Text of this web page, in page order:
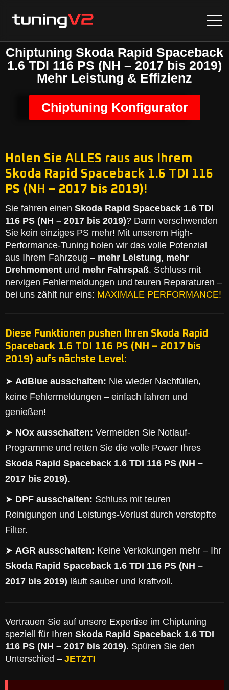
Chiptuning Skoda Rapid Spaceback
1.6 TDI 116 PS (NH – 2017 bis 2019)
Mehr Leistung & Effizienz
Chiptuning Konfigurator
Holen Sie ALLES raus aus Ihrem
Skoda Rapid Spaceback 1.6 TDI 116
PS (NH – 2017 bis 2019)!
Sie fahren einen Skoda Rapid Spaceback 1.6 TDI
116 PS (NH – 2017 bis 2019)? Dann verschwenden
Sie kein einziges PS mehr! Mit unserem High-
Performance-Tuning holen wir das volle Potenzial
aus Ihrem Fahrzeug – mehr Leistung, mehr
Drehmoment und mehr Fahrspaß. Schluss mit
nervigen Fehlermeldungen und teuren Reparaturen –
bei uns zählt nur eins: MAXIMALE PERFORMANCE!
Diese Funktionen pushen Ihren Skoda Rapid
Spaceback 1.6 TDI 116 PS (NH – 2017 bis
2019) aufs nächste Level:
➤ AdBlue ausschalten: Nie wieder Nachfüllen,
keine Fehlermeldungen – einfach fahren und
genießen!
➤ NOx ausschalten: Vermeiden Sie Notlauf-
Programme und retten Sie die volle Power Ihres
Skoda Rapid Spaceback 1.6 TDI 116 PS (NH –
2017 bis 2019).
➤ DPF ausschalten: Schluss mit teuren
Reinigungen und Leistungs-Verlust durch verstopfte
Filter.
➤ AGR ausschalten: Keine Verkokungen mehr – Ihr
Skoda Rapid Spaceback 1.6 TDI 116 PS (NH –
2017 bis 2019) läuft sauber und kraftvoll.
Vertrauen Sie auf unsere Expertise im Chiptuning
speziell für Ihren Skoda Rapid Spaceback 1.6 TDI
116 PS (NH – 2017 bis 2019). Spüren Sie den
Unterschied – JETZT!